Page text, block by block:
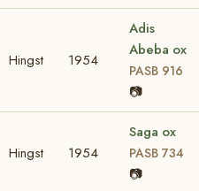
Hingst 1954
Adis
Abeba ox
PASB 916
📷
Hingst 1954
Saga ox
PASB 734
📷